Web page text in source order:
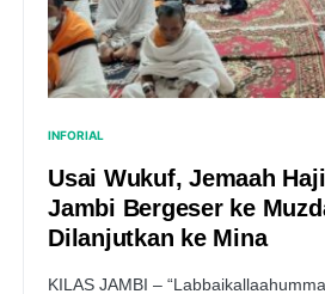
INFORIAL
Usai Wukuf, Jemaah
Jambi Bergeser ke
Dilanjutkan ke Mina
KILAS JAMBI –